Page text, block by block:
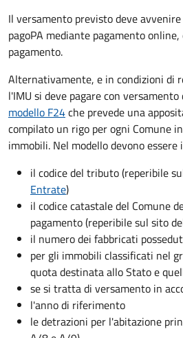
Il versamento previsto deve
pagoPA mediante pagamento
pagamento.
Alternativamente, e in condizioni di
l'IMU si deve pagarecon
modello F24che prevede una
compilato un rigo per ogni Comune
immobili. Nel modello devono essere
il codice del tributo(reperibile
Entrate)
il codice catastale del Comune
pagamento (reperibile sul sito
il numero dei fabbricati
per gli immobili classificati nel
quota destinata allo Stato e
se si tratta di versamento in
l'anno di riferimento
le detrazioni per l'abitazione